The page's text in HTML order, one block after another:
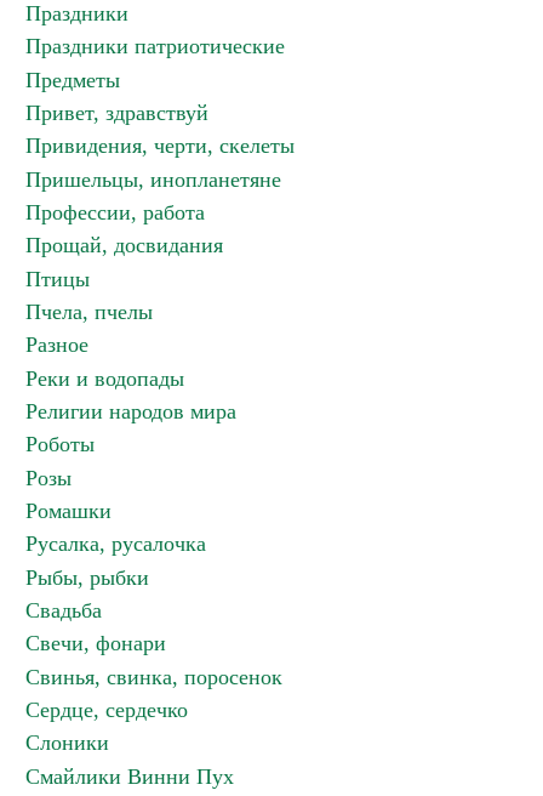
Праздники
Праздники патриотические
Предметы
Привет, здравствуй
Привидения, черти, скелеты
Пришельцы, инопланетяне
Профессии, работа
Прощай, досвидания
Птицы
Пчела, пчелы
Разное
Реки и водопады
Религии народов мира
Роботы
Розы
Ромашки
Русалка, русалочка
Рыбы, рыбки
Свадьба
Свечи, фонари
Свинья, свинка, поросенок
Сердце, сердечко
Слоники
Смайлики Винни Пух